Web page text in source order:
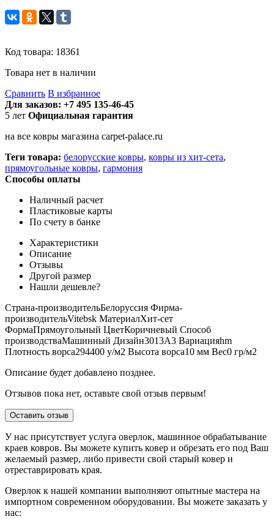
Код товара: 18361
Товара нет в наличии
Сравнить В избранное
Для заказов: +7 495 135-46-45
5 лет Официальная гарантия
на все ковры магазина carpet-palace.ru
Теги товара: белорусские ковры, ковры из хит-сета,
прямоугольные ковры, гармония
Способы оплаты
Наличный расчет
Пластиковые карты
По счету в банке
Характеристики
Описание
Отзывы
Другой размер
Нашли дешевле?
Страна-производительБелоруссия Фирма-
производительVitebsk МатериалХит-сет
ФормаПрямоугольный ЦветКоричневый Способ
производстваМашинный Дизайн3013A3 Вариацияhm
Плотность ворса294400 у/м2 Высота ворса10 мм Вес0 гр/м2
Описание будет добавлено позднее.
Отзывов пока нет, оставьте свой отзыв первым!
Оставить отзыв
У нас присутствует услуга оверлок, машинное обрабатывание
краев ковров. Вы можете купить ковер и обрезать его под Ваш
желаемый размер, либо привести свой старый ковер и
отреставрировать края.
Оверлок к нашей компании выполняют опытные мастера на
импортном современном оборудовании. Вы можете заказать у
нас: